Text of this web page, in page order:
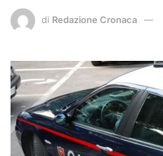
di Redazione Cronaca